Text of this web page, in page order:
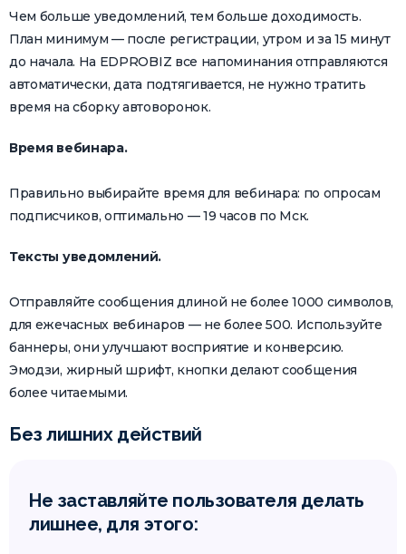
Чем больше уведомлений, тем больше доходимость.
План минимум — после регистрации, утром и за 15 минут
до начала. На EDPROBIZ все напоминания отправляются
автоматически, дата подтягивается, не нужно тратить
время на сборку автоворонок.
Время вебинара.
Правильно выбирайте время для вебинара: по опросам
подписчиков, оптимально — 19 часов по Мск.
Тексты уведомлений.
Отправляйте сообщения длиной не более 1000 символов,
для ежечасных вебинаров — не более 500. Используйте
баннеры, они улучшают восприятие и конверсию.
Эмодзи, жирный шрифт, кнопки делают сообщения
более читаемыми.
Без лишних действий
Не заставляйте пользователя делать
лишнее, для этого: